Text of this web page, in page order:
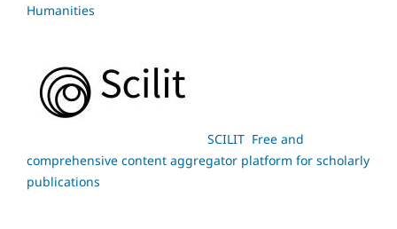
Humanities
SCILIT Free and
comprehensive content aggregator platform for scholarly
publications